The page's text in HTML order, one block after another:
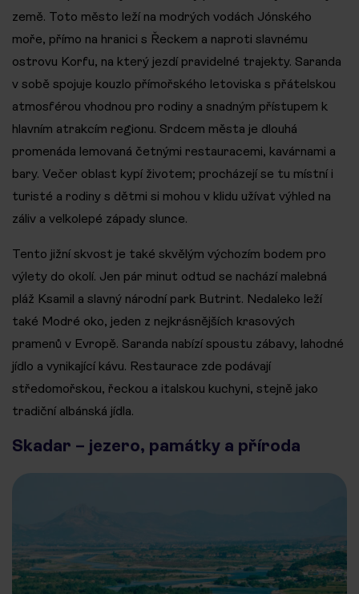
země. Toto město leží na modrých vodách Jónského
moře, přímo na hranici s Řeckem a naproti slavnému
ostrovu Korfu, na který jezdí pravidelné trajekty. Saranda
v sobě spojuje kouzlo přímořského letoviska s přátelskou
atmosférou vhodnou pro rodiny a snadným přístupem k
hlavním atrakcím regionu. Srdcem města je dlouhá
promenáda lemovaná četnými restauracemi, kavárnami a
bary. Večer oblast kypí životem; procházejí se tu místní i
turisté a rodiny s dětmi si mohou v klidu užívat výhled na
záliv a velkolepé západy slunce.
Tento jižní skvost je také skvělým výchozím bodem pro
výlety do okolí. Jen pár minut odtud se nachází malebná
pláž Ksamil a slavný národní park Butrint. Nedaleko leží
také Modré oko, jeden z nejkrásnějších krasových
pramenů v Evropě. Saranda nabízí spoustu zábavy, lahodné
jídlo a vynikající kávu. Restaurace zde podávají
středomořskou, řeckou a italskou kuchyni, stejně jako
tradiční albánská jídla.
Skadar – jezero, památky a příroda